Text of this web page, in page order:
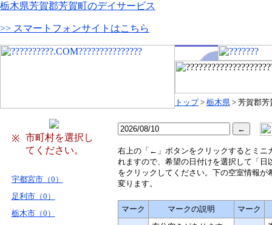
栃木県芳賀郡芳賀町のデイサービス
>> スマートフォンサイトはこちら
トップ> 栃木県 > 芳賀郡芳
※
市町村を選択し
てください。
宇都宮市（0）
足利市（0）
栃木市（0）
右上の「←」ボタンをクリックするとミニ
れますので、希望の日付けを選択して「日
をクリックしてください。下の空室情報が
変ります。
マーク マークの説明
マーク